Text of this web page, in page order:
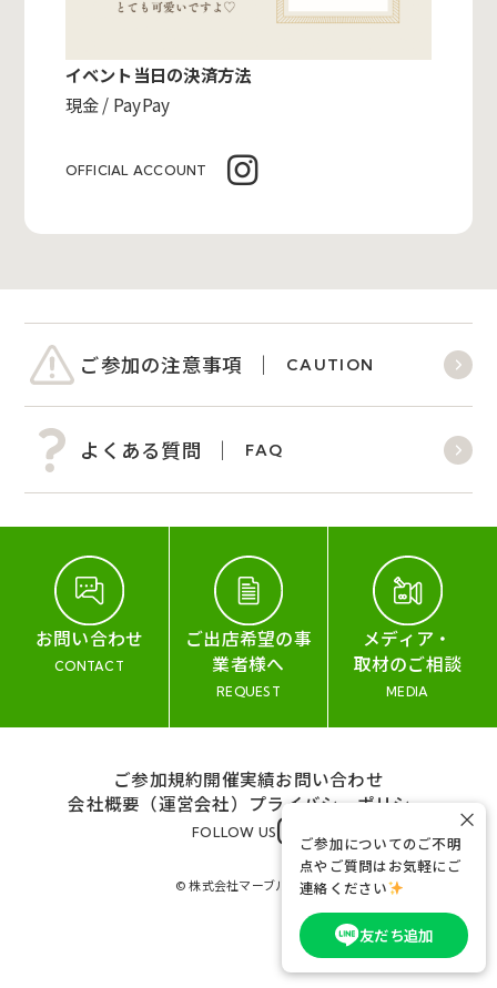
イベント当日の決済方法
現金 / PayPay
OFFICIAL ACCOUNT
ご参加の注意事項 CAUTION
よくある質問 FAQ
お問い合わせ
CONTACT
ご出店希望の事
業者様へ
REQUEST
メディア・
取材のご相談
MEDIA
ご参加規約開催実績お問い合わせ
会社概要（運営会社） プライバシーポリシー
FOLLOW US
© 株式会社マーブル&コー
ご参加についてのご不明
点やご質問はお気軽にご
連絡ください
友だち追加
×